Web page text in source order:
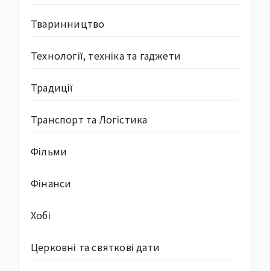
Тваринництво
Технології, техніка та гаджети
Традиції
Транспорт та Логістика
Фільми
Фінанси
Хобі
Церковні та святкові дати